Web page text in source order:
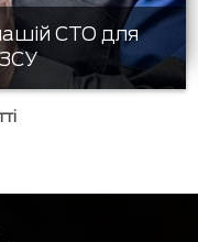
СТО для
ЗСУ